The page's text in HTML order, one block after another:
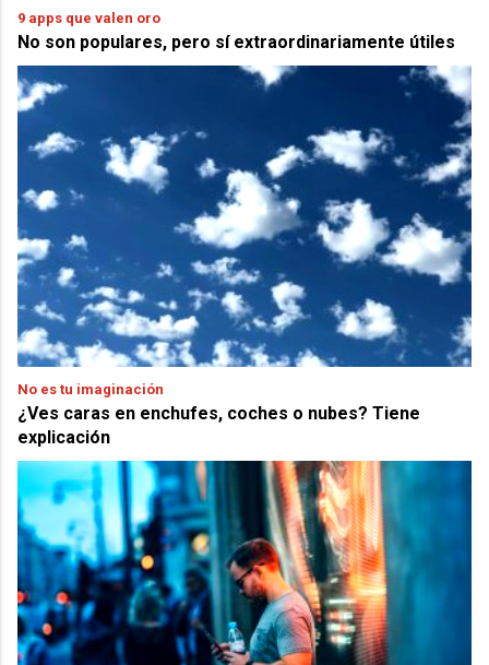
9 apps que valen oro
No son populares, pero sí extraordinariamente útiles
No es tu imaginación
¿Ves caras en enchufes, coches o nubes? Tiene
explicación